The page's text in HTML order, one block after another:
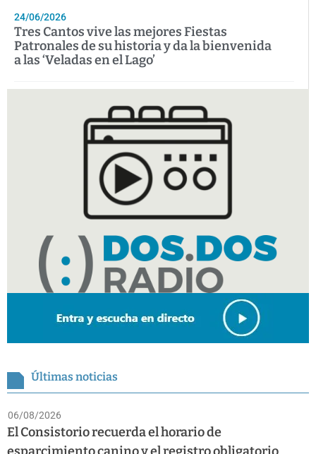
24/06/2026
Tres Cantos vive las mejores Fiestas
Patronales de su historia y da la bienvenida
a las ‘Veladas en el Lago’
Últimas noticias
06/08/2026
El Consistorio recuerda el horario de